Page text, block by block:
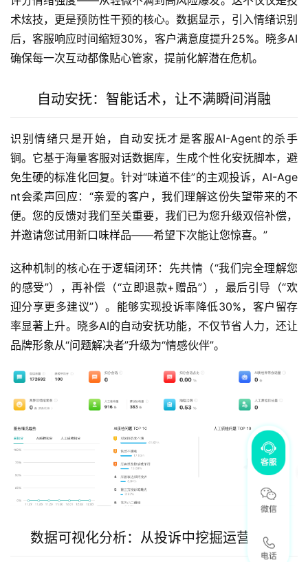
术炫技，更是预防性干预的核心。数据显示，引入情绪识别
后，客服响应时间缩短30%，客户满意度提升25%。晓多AI
确保每一次互动都像贴心管家，提前化解潜在危机。
自动安抚：智能话术，让不满瞬间消融
识别情绪只是开始，自动安抚才是客服AI-Agent的杀手
锏。它基于海量客服对话数据库，生成个性化安抚脚本，避
免生硬的标准化回复。针对“味道不佳”的主观投诉，AI-Age
nt会柔声回应：“亲爱的客户，我们理解这份失望带来的不
便。您的反馈对我们至关重要，我们已为您升级双倍补偿，
并邀请您试用新口味样品——希望下次能让您惊喜。”
这种机制的核心在于逻辑闭环：先共情（“我们完全理解您
的感受”），再补偿（“立即退款+赠品”），最后引导（“欢
迎分享更多建议”）。能够实现投诉率降低30%，客户留存
率显著上升。晓多AI的自动安抚功能，不仅节省人力，还让
品牌形象从“问题解决者”升级为“情感伙伴”。
数据可视化分析：从投诉中挖掘运营金矿